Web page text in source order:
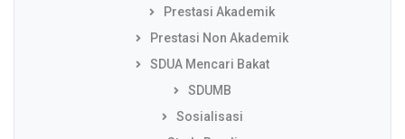
Prestasi Akademik
Prestasi Non Akademik
SDUA Mencari Bakat
SDUMB
Sosialisasi